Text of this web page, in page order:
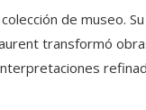
de museo.
transformó